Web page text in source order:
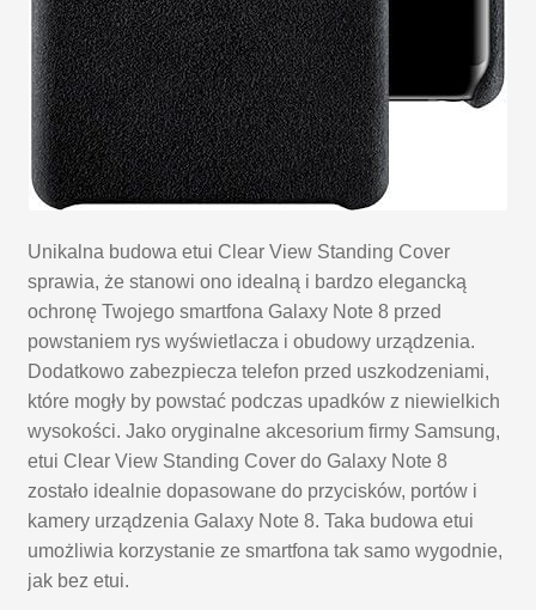
Unikalna budowa etui Clear View Standing Cover
sprawia, że stanowi ono idealną i bardzo elegancką
ochronę Twojego smartfona Galaxy Note 8 przed
powstaniem rys wyświetlacza i obudowy urządzenia.
Dodatkowo zabezpiecza telefon przed uszkodzeniami,
które mogły by powstać podczas upadków z niewielkich
wysokości. Jako oryginalne akcesorium firmy Samsung,
etui Clear View Standing Cover do Galaxy Note 8
zostało idealnie dopasowane do przycisków, portów i
kamery urządzenia Galaxy Note 8. Taka budowa etui
umożliwia korzystanie ze smartfona tak samo wygodnie,
jak bez etui.